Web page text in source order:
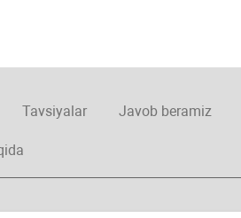
Tavsiyalar Javob beramiz